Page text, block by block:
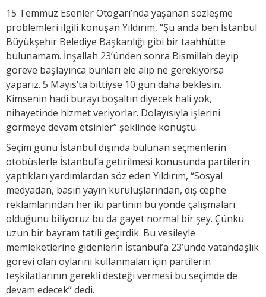
15 Temmuz Esenler Otogarı’nda yaşanan sözleşme
problemleri ilgili konuşan Yıldırım, “Şu anda ben İstanbul
Büyükşehir Belediye Başkanlığı gibi bir taahhütte
bulunamam. İnşallah 23’ünden sonra Bismillah deyip
göreve başlayınca bunları ele alıp ne gerekiyorsa
yaparız. 5 Mayıs’ta bittiyse 10 gün daha beklesin.
Kimsenin hadi burayı boşaltın diyecek hali yok,
nihayetinde hizmet veriyorlar. Dolayısıyla işlerini
görmeye devam etsinler” şeklinde konuştu.
Seçim günü İstanbul dışında bulunan seçmenlerin
otobüslerle İstanbul’a getirilmesi konusunda partilerin
yaptıkları yardımlardan söz eden Yıldırım, “Sosyal
medyadan, basın yayın kuruluşlarından, dış cephe
reklamlarından her iki partinin bu yönde çalışmaları
olduğunu biliyoruz bu da gayet normal bir şey. Çünkü
uzun bir bayram tatili geçirdik. Bu vesileyle
memleketlerine gidenlerin İstanbul’a 23’ünde vatandaşlık
görevi olan oylarını kullanmaları için partilerin
teşkilatlarının gerekli desteği vermesi bu seçimde de
devam edecek” dedi.